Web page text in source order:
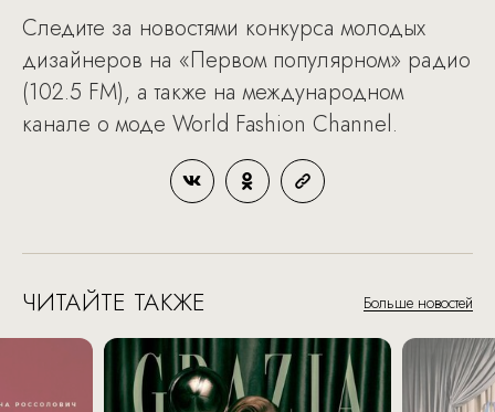
Следите за новостями конкурса молодых
дизайнеров на «Первом популярном» радио
(102.5 FM), а также на международном
канале о моде World Fashion Channel.
ЧИТАЙТЕ ТАКЖЕ Больше новостей